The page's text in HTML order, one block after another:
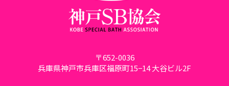
〒652-0036
兵庫県神戸市兵庫区福原町15−14 大谷ビル2F